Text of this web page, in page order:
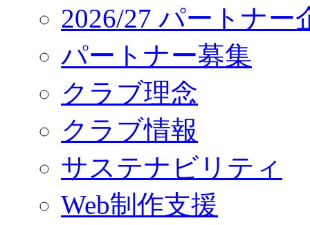
2026/27 パートナー
パートナー募集
クラブ理念
クラブ情報
サステナビリティ
Web制作支援